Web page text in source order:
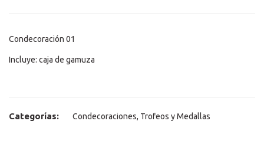
Condecoración 01
Incluye: caja de gamuza
Categorías: Condecoraciones, Trofeos y Medallas